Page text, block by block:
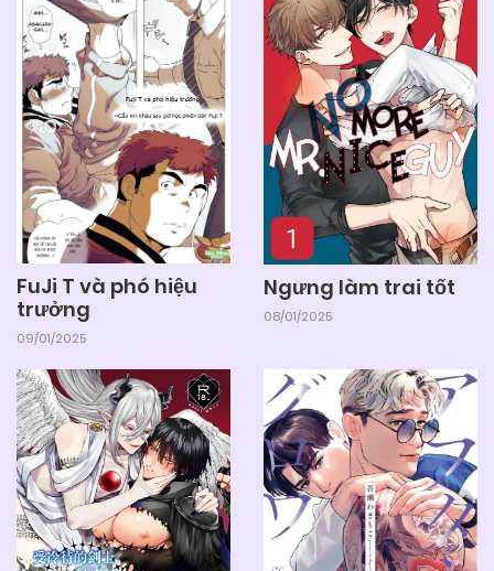
FuJi T và phó hiệu
trưởng
09/01/2025
Ngưng làm trai tốt
08/01/2025